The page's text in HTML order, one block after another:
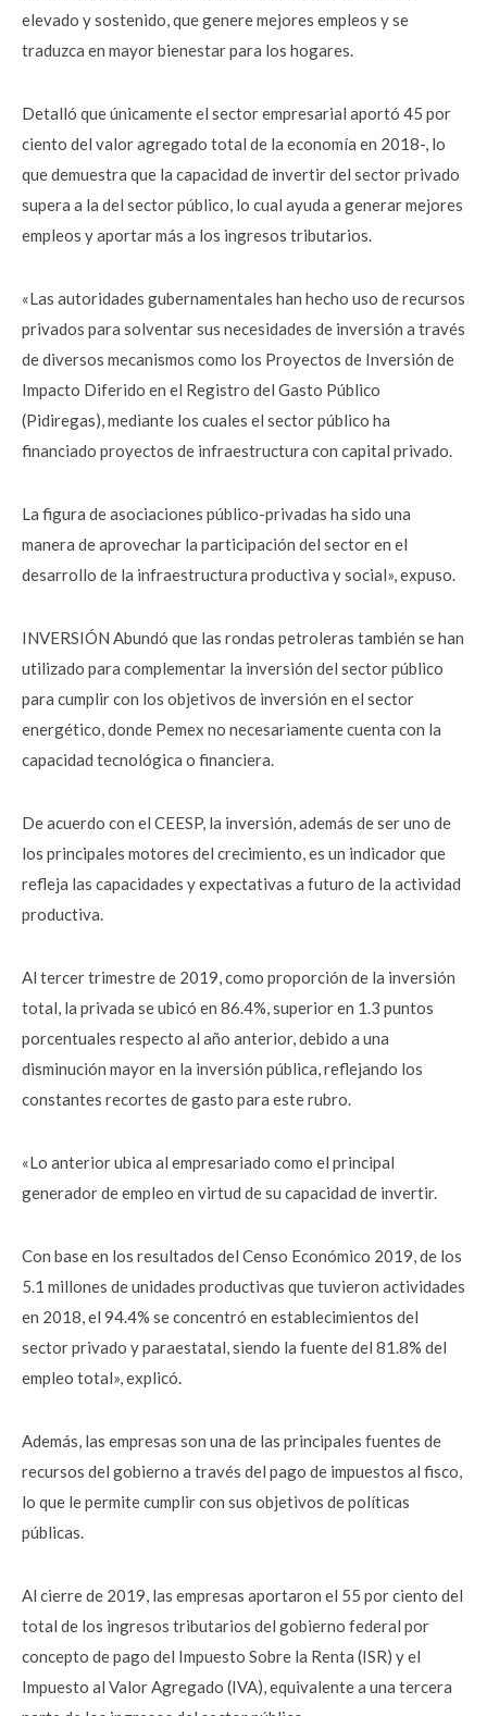
elevado y sostenido, que genere mejores empleos y se
traduzca en mayor bienestar para los hogares.
Detalló que únicamente el sector empresarial aportó 45 por
ciento del valor agregado total de la economía en 2018-, lo
que demuestra que la capacidad de invertir del sector privado
supera a la del sector público, lo cual ayuda a generar mejores
empleos y aportar más a los ingresos tributarios.
«Las autoridades gubernamentales han hecho uso de recursos
privados para solventar sus necesidades de inversión a través
de diversos mecanismos como los Proyectos de Inversión de
Impacto Diferido en el Registro del Gasto Público
(Pidiregas), mediante los cuales el sector público ha
financiado proyectos de infraestructura con capital privado.
La figura de asociaciones público-privadas ha sido una
manera de aprovechar la participación del sector en el
desarrollo de la infraestructura productiva y social», expuso.
INVERSIÓN Abundó que las rondas petroleras también se han
utilizado para complementar la inversión del sector público
para cumplir con los objetivos de inversión en el sector
energético, donde Pemex no necesariamente cuenta con la
capacidad tecnológica o financiera.
De acuerdo con el CEESP, la inversión, además de ser uno de
los principales motores del crecimiento, es un indicador que
refleja las capacidades y expectativas a futuro de la actividad
productiva.
Al tercer trimestre de 2019, como proporción de la inversión
total, la privada se ubicó en 86.4%, superior en 1.3 puntos
porcentuales respecto al año anterior, debido a una
disminución mayor en la inversión pública, reflejando los
constantes recortes de gasto para este rubro.
«Lo anterior ubica al empresariado como el principal
generador de empleo en virtud de su capacidad de invertir.
Con base en los resultados del Censo Económico 2019, de los
5.1 millones de unidades productivas que tuvieron actividades
en 2018, el 94.4% se concentró en establecimientos del
sector privado y paraestatal, siendo la fuente del 81.8% del
empleo total», explicó.
Además, las empresas son una de las principales fuentes de
recursos del gobierno a través del pago de impuestos al fisco,
lo que le permite cumplir con sus objetivos de políticas
públicas.
Al cierre de 2019, las empresas aportaron el 55 por ciento del
total de los ingresos tributarios del gobierno federal por
concepto de pago del Impuesto Sobre la Renta (ISR) y el
Impuesto al Valor Agregado (IVA), equivalente a una tercera